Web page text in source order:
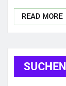
READ MORE
SUCHEN